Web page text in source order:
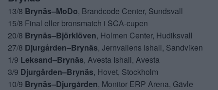
13/8 Brynäs–MoDo, Brandcode Center, Sundsvall
15/8 Final eller bronsmatch i SCA-cupen
20/8 Brynäs–Björklöven, Holmen Center, Hudiksvall
27/8 Djurgården–Brynäs, Jernvallens Ishall, Sandviken
1/9 Leksand–Brynäs, Avesta Ishall, Avesta
3/9 Djurgården–Brynäs, Hovet, Stockholm
10/9 Brynäs–Djurgården, Monitor ERP Arena, Gävle